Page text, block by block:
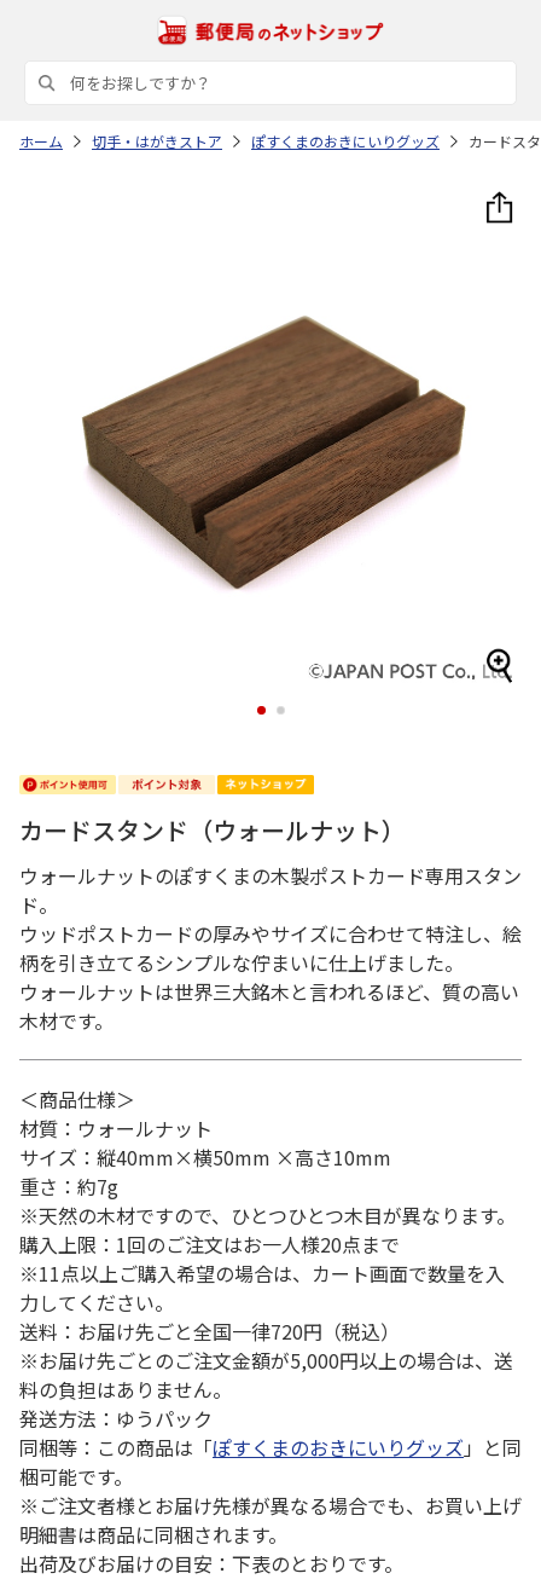
ホーム 切手・はがきストア ぽすくまのおきにいりグッズ カードス
1 2
カードスタンド（ウォールナット）
ウォールナットのぽすくまの木製ポストカード専用スタン
ド。
ウッドポストカードの厚みやサイズに合わせて特注し、絵
柄を引き立てるシンプルな佇まいに仕上げました。
ウォールナットは世界三大銘木と言われるほど、質の高い
木材です。
＜商品仕様＞
材質：ウォールナット
サイズ：縦40mm×横50mm ×高さ10mm
重さ：約7g
※天然の木材ですので、ひとつひとつ木目が異なります。
購入上限：1回のご注文はお一人様20点まで
※11点以上ご購入希望の場合は、カート画面で数量を入
力してください。
送料：お届け先ごと全国一律720円（税込）
※お届け先ごとのご注文金額が5,000円以上の場合は、送
料の負担はありません。
発送方法：ゆうパック
同梱等：この商品は「ぽすくまのおきにいりグッズ 」と同
梱可能です。
※ご注文者様とお届け先様が異なる場合でも、お買い上げ
明細書は商品に同梱されます。
出荷及びお届けの目安：下表のとおりです。